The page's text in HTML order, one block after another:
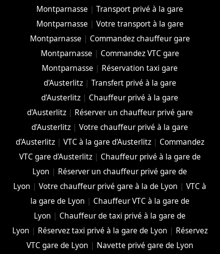
Montparnasse |Transport privé à la gare
Montparnasse | Votre transport à la gare
Montparnasse | Commandez chauffeur gare
Montparnasse | Commandez VTC gare
Montparnasse | Réservation taxi gare
d'Austerlitz| Transfert privé à la gare
d'Austerlitz | Chauffeur privé à la gare
d'Austerlitz| Réserver un chauffeur privé gare
d'Austerlitz |Votre chauffeur privé à la gare
d'Austerlitz| VTC à la gare d'Austerlitz| Commandez
VTC gare d'Austerlitz| Chauffeur privé à la gare de
Lyon | Réserver un chauffeur privé gare de
Lyon |Votre chauffeur privé gare à la de Lyon |VTC à
la gare de Lyon | Chauffeur VTC à la gare de
Lyon | Chauffeur de taxi privé à la gare de
Lyon | Réservez taxi privé à la gare de Lyon | Réservez
VTC gare de Lyon | Navette privé gare de Lyon